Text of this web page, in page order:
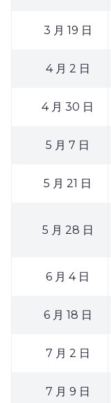
3 月 19 日
4 月 2 日
4 月 30 日
5 月 7 日
5 月 21 日
5 月 28 日
6 月 4 日
6 月 18 日
7 月 2 日
7 月 9 日